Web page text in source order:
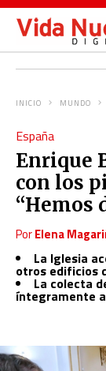
INICIO MUNDO
España
Enrique
con los
“Hemos
PorElena
La Iglesia
otros edificios
La colecta
íntegramente